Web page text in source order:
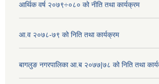
आर्थिक वर्ष २०७९÷०८० को नीति तथा कार्यक्रम
आ.व २०७८-७९ को निति तथा कार्यक्रम
बागलुङ नगरपालिका आ.ब २०७७|७८ को निति तथा